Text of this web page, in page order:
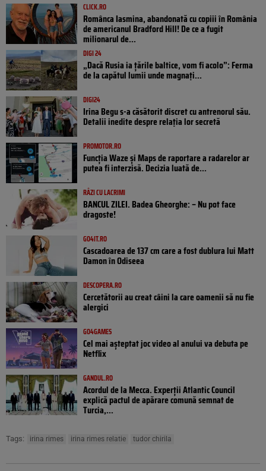
CLICK.RO
Românca Iasmina, abandonată cu copiii în România
de americanul Bradford Hill! De ce a fugit
milionarul de...
DIGI 24
„Dacă Rusia ia țările baltice, vom fi acolo”: Ferma
de la capătul lumii unde magnați...
DIGI24
Irina Begu s-a căsătorit discret cu antrenorul său.
Detalii inedite despre relația lor secretă
PROMOTOR.RO
Funcția Waze și Maps de raportare a radarelor ar
putea fi interzisă. Decizia luată de...
RÂZI CU LACRIMI
BANCUL ZILEI. Badea Gheorghe: – Nu pot face
dragoste!
GO4IT.RO
Cascadoarea de 137 cm care a fost dublura lui Matt
Damon în Odiseea
DESCOPERA.RO
Cercetătorii au creat câini la care oamenii să nu fie
alergici
GO4GAMES
Cel mai așteptat joc video al anului va debuta pe
Netflix
GANDUL.RO
Acordul de la Mecca. Experții Atlantic Council
explică pactul de apărare comună semnat de
Turcia,...
Tags: irina rimes irina rimes relatie tudor chirila